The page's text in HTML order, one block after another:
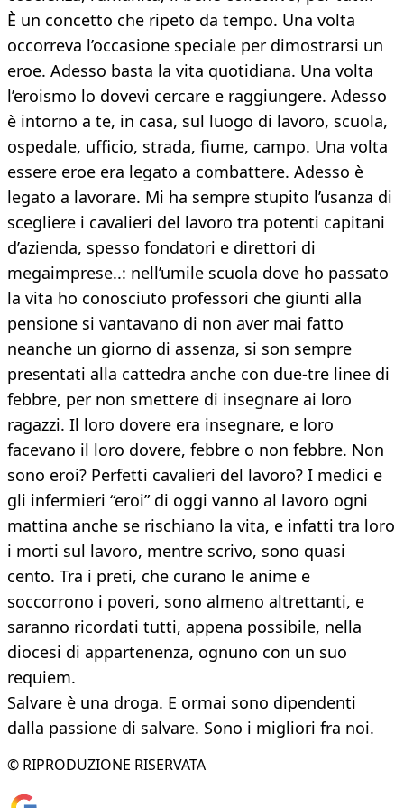
È un concetto che ripeto da tempo. Una volta
occorreva l’occasione speciale per dimostrarsi un
eroe. Adesso basta la vita quotidiana. Una volta
l’eroismo lo dovevi cercare e raggiungere. Adesso
è intorno a te, in casa, sul luogo di lavoro, scuola,
ospedale, ufficio, strada, fiume, campo. Una volta
essere eroe era legato a combattere. Adesso è
legato a lavorare. Mi ha sempre stupito l’usanza di
scegliere i cavalieri del lavoro tra potenti capitani
d’azienda, spesso fondatori e direttori di
megaimprese..: nell’umile scuola dove ho passato
la vita ho conosciuto professori che giunti alla
pensione si vantavano di non aver mai fatto
neanche un giorno di assenza, si son sempre
presentati alla cattedra anche con due-tre linee di
febbre, per non smettere di insegnare ai loro
ragazzi. Il loro dovere era insegnare, e loro
facevano il loro dovere, febbre o non febbre. Non
sono eroi? Perfetti cavalieri del lavoro? I medici e
gli infermieri “eroi” di oggi vanno al lavoro ogni
mattina anche se rischiano la vita, e infatti tra loro
i morti sul lavoro, mentre scrivo, sono quasi
cento. Tra i preti, che curano le anime e
soccorrono i poveri, sono almeno altrettanti, e
saranno ricordati tutti, appena possibile, nella
diocesi di appartenenza, ognuno con un suo
requiem.
Salvare è una droga. E ormai sono dipendenti
dalla passione di salvare. Sono i migliori fra noi.
© RIPRODUZIONE RISERVATA